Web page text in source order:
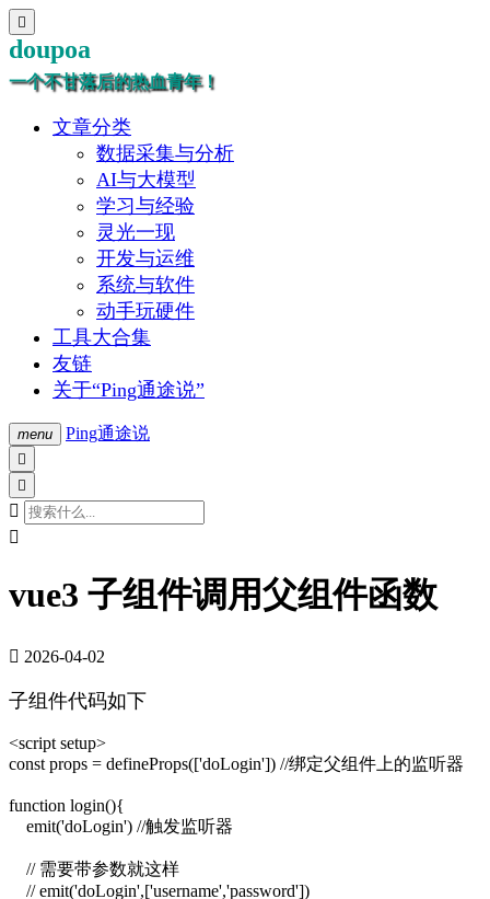

doupoa
一个不甘落后的热血青年！
文章分类
数据采集与分析
AI与大模型
学习与经验
灵光一现
开发与运维
系统与软件
动手玩硬件
工具大合集
友链
关于“Ping通途说”
menu Ping通途说




vue3 子组件调用父组件函数
 2026-04-02
子组件代码如下
<script setup>
const props = defineProps(['doLogin']) //绑定父组件上的监听器
function login(){